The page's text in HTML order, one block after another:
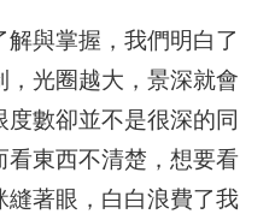
與掌握，我們明白了
光圈越大，景深就會
數卻並不是很深的同
看東西不清楚，想要看
縫著眼，白白浪費了我